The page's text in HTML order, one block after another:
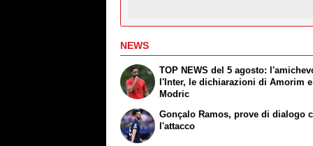
NEWS
TOP NEWS del 5 agosto:
l'Inter, le dichiarazioni di Amorim e
Modric
Gonçalo Ramos, prove di dialogo
l'attacco